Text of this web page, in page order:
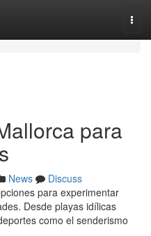
para
News
Discuss
para experimentar
Desde playas idílicas
como el senderismo